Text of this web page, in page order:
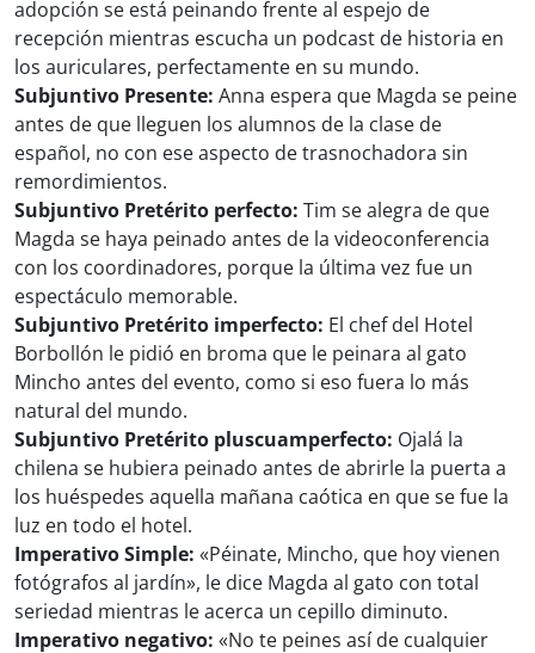
adopción se está peinando frente al espejo de
recepción mientras escucha un podcast de historia en
los auriculares, perfectamente en su mundo.
Subjuntivo Presente: Anna espera que Magda se peine
antes de que lleguen los alumnos de la clase de
español, no con ese aspecto de trasnochadora sin
remordimientos.
Subjuntivo Pretérito perfecto: Tim se alegra de que
Magda se haya peinado antes de la videoconferencia
con los coordinadores, porque la última vez fue un
espectáculo memorable.
Subjuntivo Pretérito imperfecto: El chef del Hotel
Borbollón le pidió en broma que le peinara al gato
Mincho antes del evento, como si eso fuera lo más
natural del mundo.
Subjuntivo Pretérito pluscuamperfecto: Ojalá la
chilena se hubiera peinado antes de abrirle la puerta a
los huéspedes aquella mañana caótica en que se fue la
luz en todo el hotel.
Imperativo Simple: «Péinate, Mincho, que hoy vienen
fotógrafos al jardín», le dice Magda al gato con total
seriedad mientras le acerca un cepillo diminuto.
Imperativo negativo: «No te peines así de cualquier